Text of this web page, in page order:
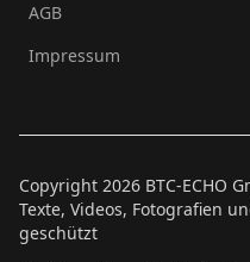
AGB
Impressum
Copyright 2026 BTC-ECHO
Texte, Videos, Fotografien
geschützt